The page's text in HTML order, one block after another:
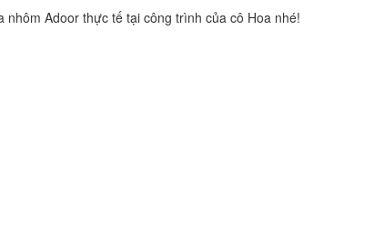
Adoor thực tế tại công trình của cô Hoa nhé!